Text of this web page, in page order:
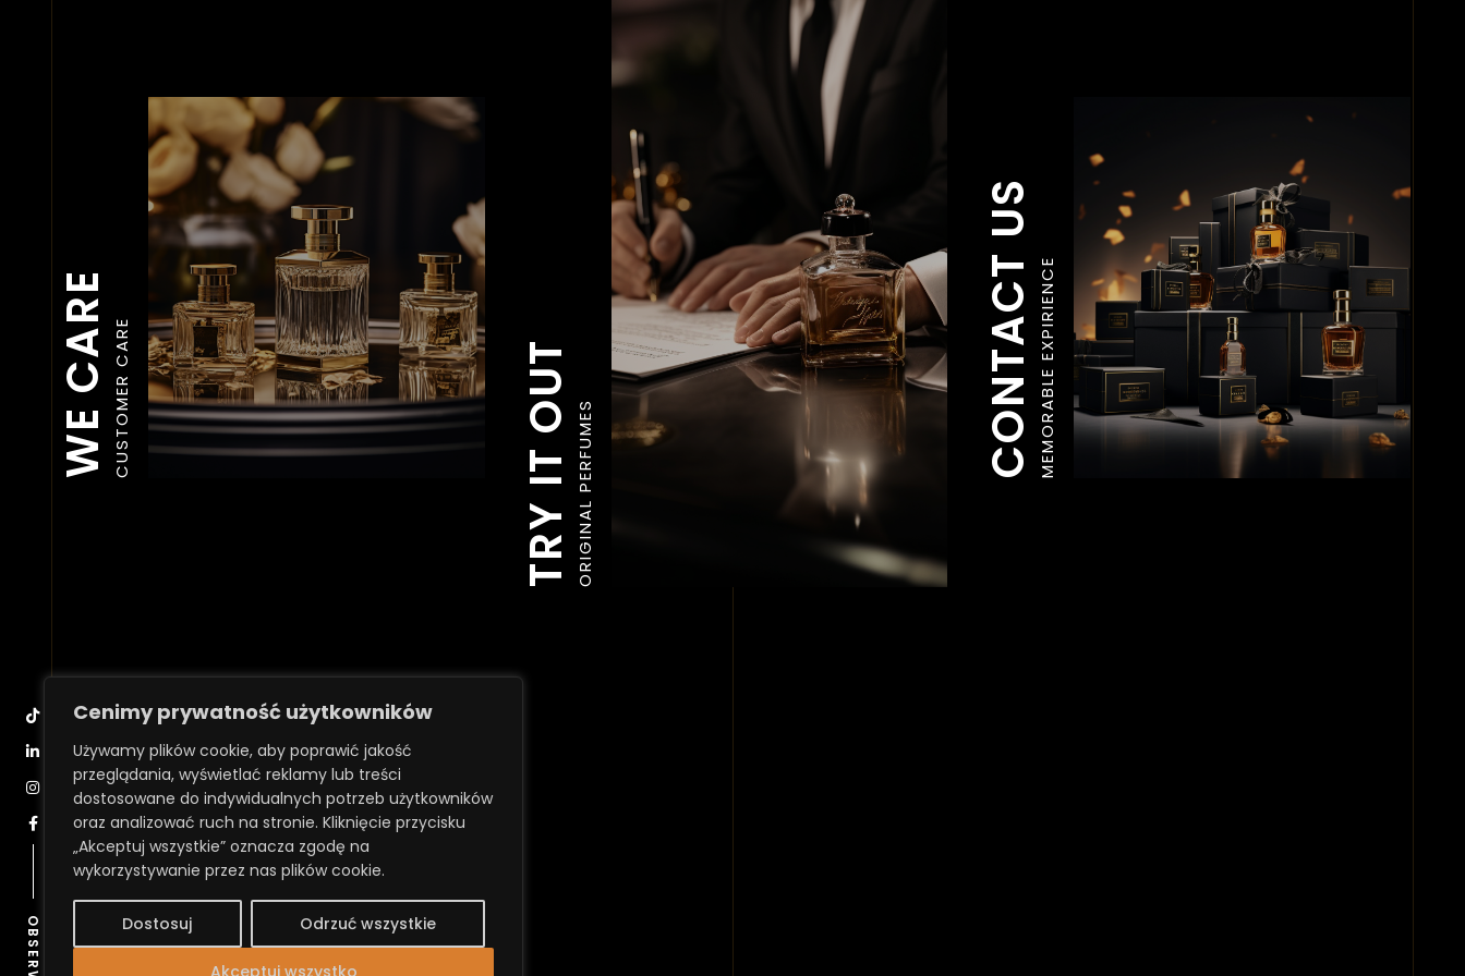
Cenimy prywatność użytkowników
Używamy plików cookie, aby poprawić jakość
przeglądania, wyświetlać reklamy lub treści
dostosowane do indywidualnych potrzeb użytkowników
oraz analizować ruch na stronie. Kliknięcie przycisku
„Akceptuj wszystkie” oznacza zgodę na
wykorzystywanie przez nas plików cookie.
Dostosuj Odrzuć wszystkie
Akceptuj wszystko
CUSTOMER CARE
WE CARE
ORIGINAL PERFUMES
TRY IT OUT MEMORABLE EXPIRIENCE
CONTACT US